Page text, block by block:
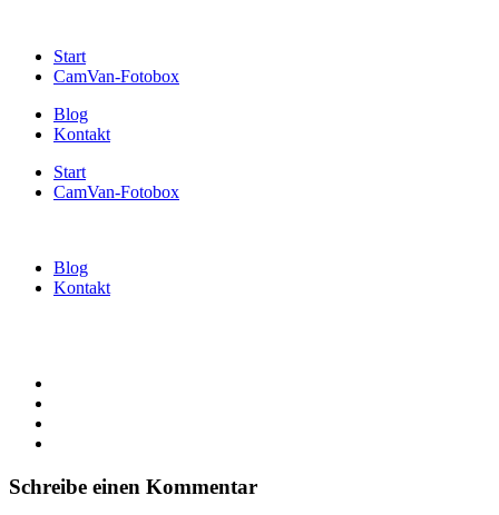
Start
CamVan-Fotobox
Blog
Kontakt
Start
CamVan-Fotobox
Blog
Kontakt
Schreibe einen Kommentar